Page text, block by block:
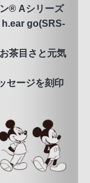
® Aシリーズ
h.ear go(SRS-
茶目さと元気
セージを刻印